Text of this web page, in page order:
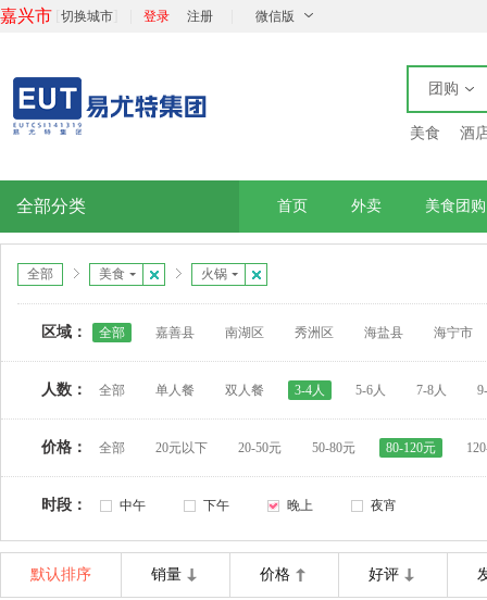
嘉兴市 切换城市 登录 注册 微信版
团购
美食 酒
全部分类 首页 外卖 美食团购
全部 美食 火锅
区域： 全部 嘉善县 南湖区 秀洲区 海盐县 海宁市
人数： 全部 单人餐 双人餐 3-4人 5-6人 7-8人
价格： 全部 20元以下 20-50元 50-80元 80-120元
时段： 中午 下午 晚上 夜宵
默认排序 销量 价格 好评